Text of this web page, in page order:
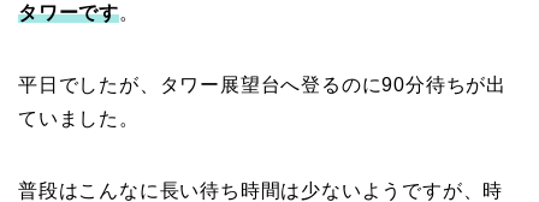
タワーです。
平日でしたが、タワー展望台へ登るのに90分待ちが出
ていました。
普段はこんなに長い待ち時間は少ないようですが、時